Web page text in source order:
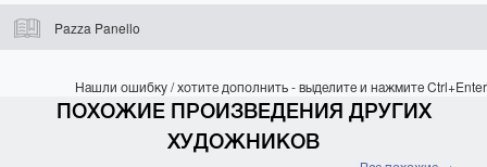
Pazza Panello
Нашли ошибку / хотите дополнить - выделите и нажмите Ctrl+Enter
ПОХОЖИЕ ПРОИЗВЕДЕНИЯ ДРУГИХ
ХУДОЖНИКОВ